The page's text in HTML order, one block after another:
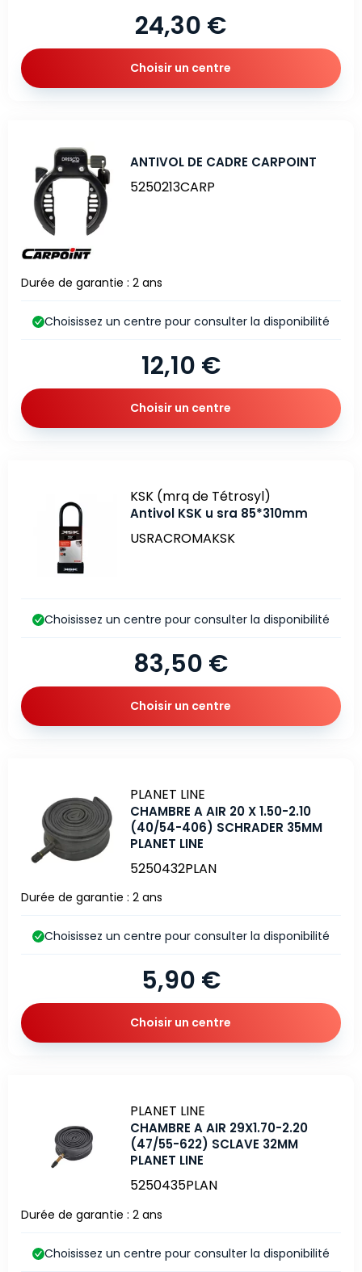
24,30 €
Choisir un centre
ANTIVOL DE CADRE CARPOINT
5250213CARP
Durée de garantie : 2 ans
12,10 €
Choisissez un centre pour consulter la disponibilité
Choisir un centre
Marque
KSK (mrq de Tétrosyl)
Antivol KSK u sra 85*310mm
USRACROMAKSK
83,50 €
Choisissez un centre pour consulter la disponibilité
Choisir un centre
Marque
PLANET LINE
CHAMBRE A AIR 20 X 1.50-2.10
(40/54-406) SCHRADER 35MM
PLANET LINE
5250432PLAN
Durée de garantie : 2 ans
5,90 €
Choisissez un centre pour consulter la disponibilité
Choisir un centre
Marque
PLANET LINE
CHAMBRE A AIR 29X1.70-2.20
(47/55-622) SCLAVE 32MM
PLANET LINE
5250435PLAN
Durée de garantie : 2 ans
Choisissez un centre pour consulter la disponibilité